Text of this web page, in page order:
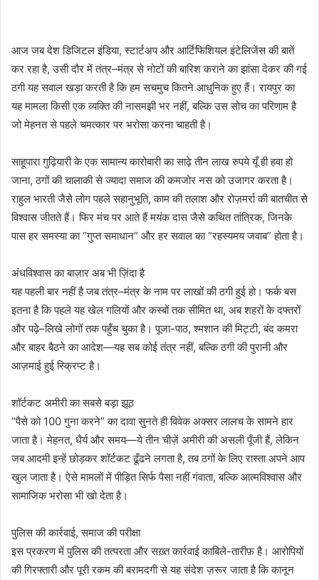
आज जब देश डिजिटल इंडिया, स्टार्टअप और आर्टिफिशियल इंटेलिजेंस की बातें
कर रहा है, उसी दौर में तंत्र–मंत्र से नोटों की बारिश कराने का झांसा देकर की गई
ठगी यह सवाल खड़ा करती है कि हम सचमुच कितने आधुनिक हुए हैं। रायपुर का
यह मामला किसी एक व्यक्ति की नासमझी भर नहीं, बल्कि उस सोच का परिणाम है
जो मेहनत से पहले चमत्कार पर भरोसा करना चाहती है।
साहूपारा गुढ़ियारी के एक सामान्य कारोबारी का साढ़े तीन लाख रुपये यूँ ही हवा हो
जाना, ठगों की चालाकी से ज्यादा समाज की कमजोर नस को उजागर करता है।
राहुल भारती जैसे लोग पहले सहानुभूति, काम की तलाश और रोज़मर्रा की बातचीत से
विश्वास जीतते हैं। फिर मंच पर आते हैं मयंक दास जैसे कथित तांत्रिक, जिनके
पास हर समस्या का “गुप्त समाधान” और हर सवाल का “रहस्यमय जवाब” होता है।
अंधविश्वास का बाज़ार अब भी ज़िंदा है
यह पहली बार नहीं है जब तंत्र–मंत्र के नाम पर लाखों की ठगी हुई हो। फर्क बस
इतना है कि पहले यह खेल गलियों और कस्बों तक सीमित था, अब शहरों के दफ्तरों
और पढ़े–लिखे लोगों तक पहुँच चुका है। पूजा-पाठ, श्मशान की मिट्टी, बंद कमरा
और बाहर बैठने का आदेश—यह सब कोई तंत्र नहीं, बल्कि ठगी की पुरानी और
आज़माई हुई स्क्रिप्ट है।
शॉर्टकट अमीरी का सबसे बड़ा झूठ
“पैसे को 100 गुना करने” का दावा सुनते ही विवेक अक्सर लालच के सामने हार
जाता है। मेहनत, धैर्य और समय—ये तीन चीज़ें अमीरी की असली पूँजी हैं, लेकिन
जब आदमी इन्हें छोड़कर शॉर्टकट ढूँढने लगता है, तब ठगों के लिए रास्ता अपने आप
खुल जाता है। ऐसे मामलों में पीड़ित सिर्फ पैसा नहीं गंवाता, बल्कि आत्मविश्वास और
सामाजिक भरोसा भी खो देता है।
पुलिस की कार्रवाई, समाज की परीक्षा
इस प्रकरण में पुलिस की तत्परता और सख़्त कार्रवाई काबिले-तारीफ़ है। आरोपियों
की गिरफ्तारी और पूरी रकम की बरामदगी से यह संदेश ज़रूर जाता है कि कानून